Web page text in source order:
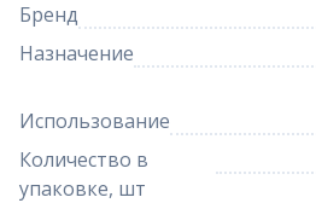
Бренд
Назначение
Использование
Количество в
упаковке, шт